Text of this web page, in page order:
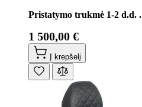
Pristatymo trukmė 1-2 d.d. .
1 500,00 €
Į krepšelį